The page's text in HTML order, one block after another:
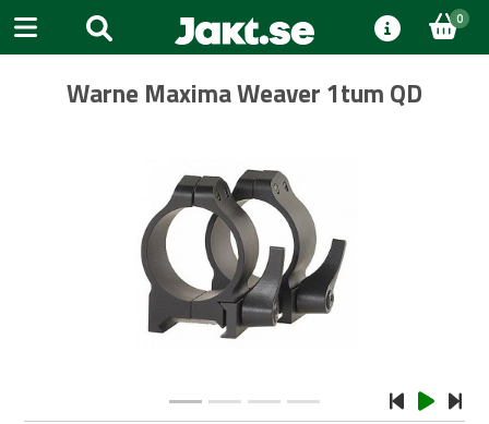
0
Warne Maxima Weaver 1tum QD